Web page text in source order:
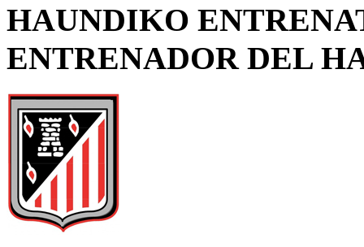
HAUNDIKO
ENTRENADOR DEL